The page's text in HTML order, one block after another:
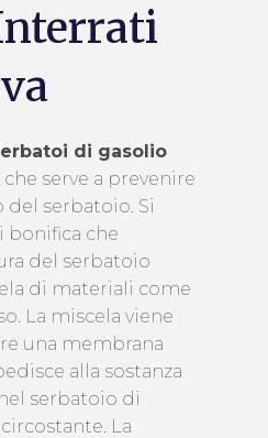
di gasolio
serve a prevenire
serbatoio. Si
bonifica che
del serbatoio
di materiali come
La miscela viene
una membrana
alla sostanza
serbatoio di
La